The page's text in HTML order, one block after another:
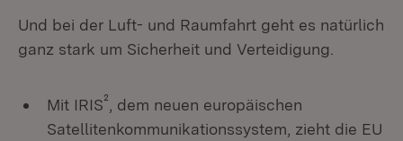
Und bei der Luft- und Raumfahrt geht es natürlich
ganz stark um Sicherheit und Verteidigung.
Mit IRIS²
, dem neuen europäischen
Satellitenkommunikationssystem, zieht die EU